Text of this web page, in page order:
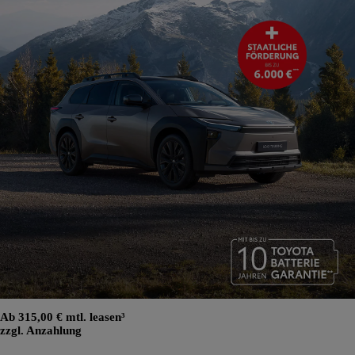
Ab 315,00 € mtl. leasen³
zzgl. Anzahlung